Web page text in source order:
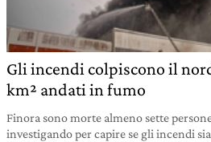
Gli incendi colpiscono il
km² andati in fumo
Finora sono morte almeno sette
investigando per capire se gli incendi